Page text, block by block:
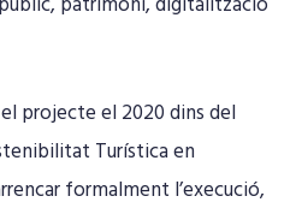
projecte el 2020 dins del
Turística en
formalment l’execució,